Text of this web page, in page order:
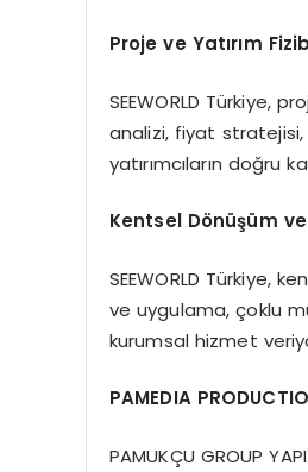
Proje ve Yatırım
SEEWORLD Türkiye,
analizi, fiyat
yatırımcıların doğru
Kentsel Dönüşüm ve
SEEWORLD Türkiye,
ve uygulama, çoklu
kurumsal hizmet
PAMEDIA
PAMUKÇU GROUP